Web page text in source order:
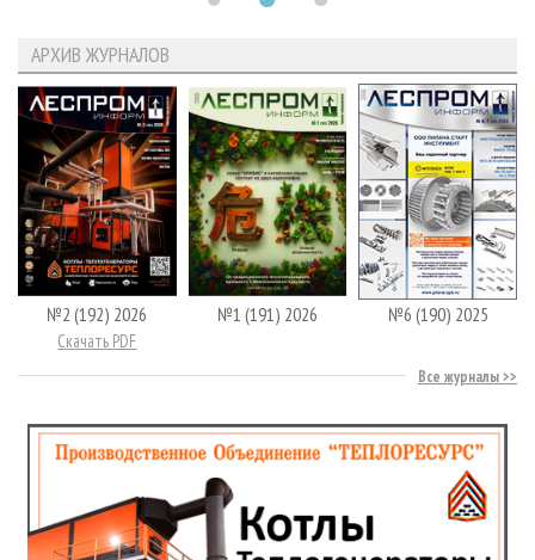
АРХИВ ЖУРНАЛОВ
№2 (192) 2026
Скачать PDF
№1 (191) 2026 №6 (190) 2025
Все журналы